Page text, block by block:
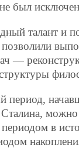
был
талант и
—
период,
можно
в